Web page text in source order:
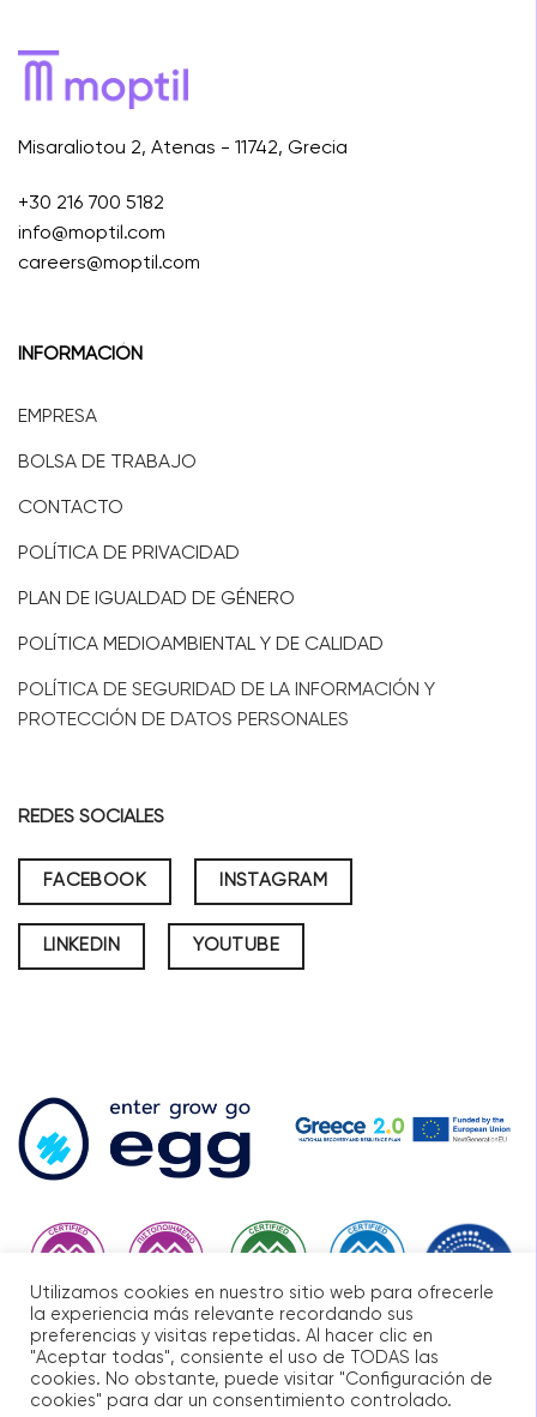
Misaraliotou 2, Atenas - 11742, Grecia
+30 216 700 5182
info@moptil.com
careers@moptil.com
INFORMACIÓN
EMPRESA
BOLSA DE TRABAJO
CONTACTO
POLÍTICA DE PRIVACIDAD
PLAN DE IGUALDAD DE GÉNERO
POLÍTICA MEDIOAMBIENTAL Y DE CALIDAD
POLÍTICA DE SEGURIDAD DE LA INFORMACIÓN Y
PROTECCIÓN DE DATOS PERSONALES
REDES SOCIALES
FACEBOOK INSTAGRAM
LINKEDIN YOUTUBE
Utilizamos cookies en nuestro sitio web para ofrecerle
la experiencia más relevante recordando sus
preferencias y visitas repetidas. Al hacer clic en
"Aceptar todas", consiente el uso de TODAS las
cookies. No obstante, puede visitar "Configuración de
cookies" para dar un consentimiento controlado.